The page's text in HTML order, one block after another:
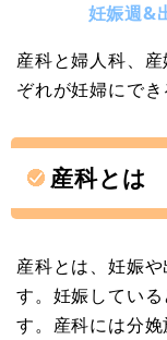
妊娠週&
産科と婦人科、
ぞれが妊婦にで
産科とは
産科とは、妊娠
す。妊娠してい
す。産科には分